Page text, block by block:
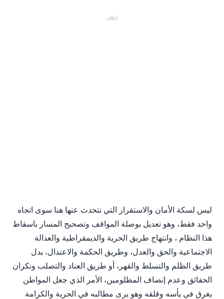
إعلان
ليس لسكة الأمان والاستقرار التي نتحدث عنها هنا سوى اتجاه
واحد فقط، وهو تعديل بوصلة المواقف وتصحيح المسار باسقاط
هذا النظام ، وانتهاج طريق الحرية والديمقراطية والعدالة
الاجتماعية والحق والعدل، وطريق الحكمة والاعتدال، بدل
طريق الظلم والتسلط والقهر، أو طريق العناد والتصلب ونكران
الحقائق وعدم إنصاف المظلومين، الأمر الذي جعل المواطن
يغرق في يأسه وقلقه وهو يرى مطالبه في الحرية والكرامة